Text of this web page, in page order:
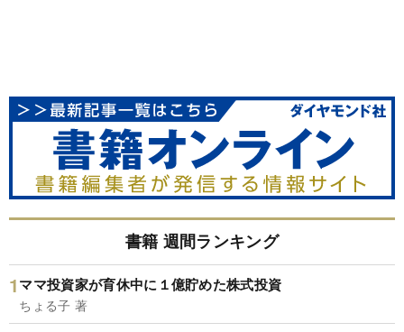
書籍 週間ランキング
ママ投資家が育休中に１億貯めた株式投資
ちょる子 著